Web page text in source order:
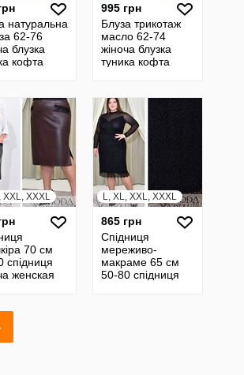
натуральна
62-76
блузка
кофта
24123
995 грн
Блуза трикотаж
масло 62-74
жіноча блузка
туника кофта
батал 24124
XXL, XXXL
70 см
спідниця
женская
24130
L, XL, XXL, XXXL
865 грн
Спідниця
мереживо-
макраме 65 см
50-80 спідниця